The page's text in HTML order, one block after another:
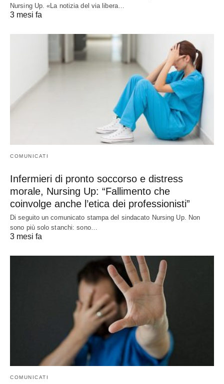
Nursing Up. «La notizia del via libera…
3 mesi fa
COMUNICATI
Infermieri di pronto soccorso e distress
morale, Nursing Up: “Fallimento che
coinvolge anche l’etica dei professionisti”
Di seguito un comunicato stampa del sindacato Nursing Up. Non
sono più solo stanchi: sono…
3 mesi fa
COMUNICATI